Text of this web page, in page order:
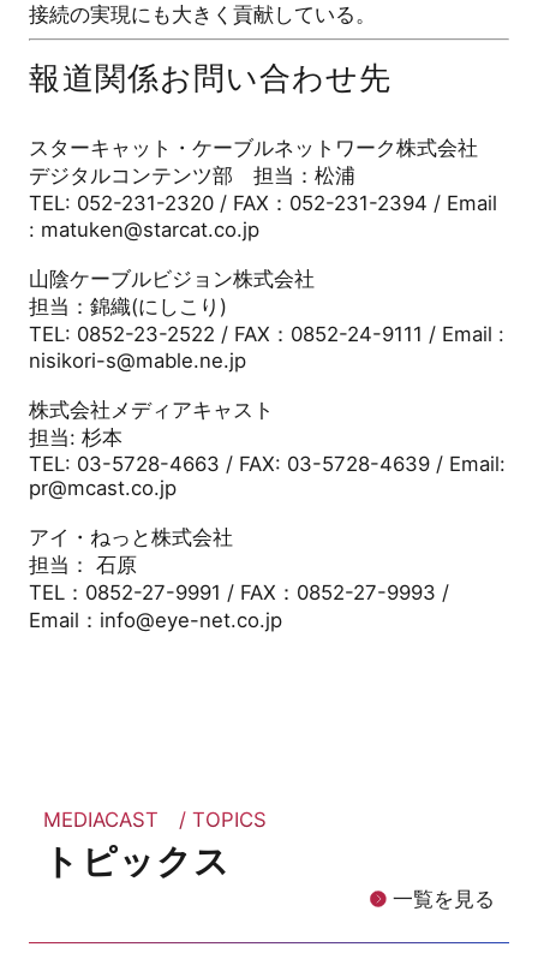
接続の実現にも大きく貢献している。
報道関係お問い合わせ先
スターキャット・ケーブルネットワーク株式会社
デジタルコンテンツ部 担当：松浦
TEL: 052-231-2320 / FAX：052-231-2394 / Email
: matuken@starcat.co.jp
山陰ケーブルビジョン株式会社
担当：錦織(にしこり)
TEL: 0852-23-2522 / FAX：0852-24-9111 / Email :
nisikori-s@mable.ne.jp
株式会社メディアキャスト
担当: 杉本
TEL: 03-5728-4663 / FAX: 03-5728-4639 / Email:
pr@mcast.co.jp
アイ・ねっと株式会社
担当： 石原
TEL：0852-27-9991 / FAX：0852-27-9993 /
Email：info@eye-net.co.jp
MEDIACAST / TOPICS
トピックス
一覧を見る